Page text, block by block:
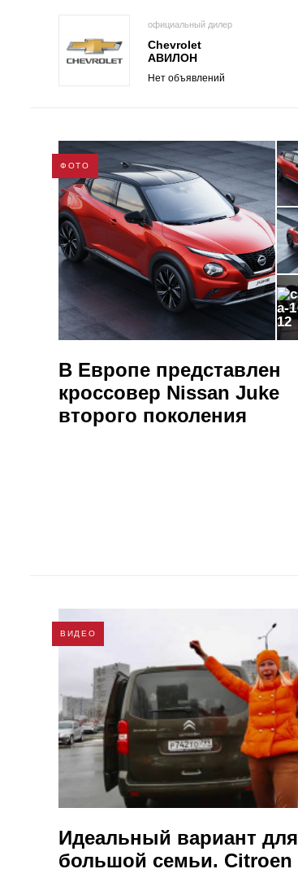
официальный дилер
Chevrolet
АВИЛОН
Нет объявлений
ФОТО
12
В Европе представлен
кроссовер Nissan Juke
второго поколения
ВИДЕО
Идеальный вариант для
большой семьи. Citroen